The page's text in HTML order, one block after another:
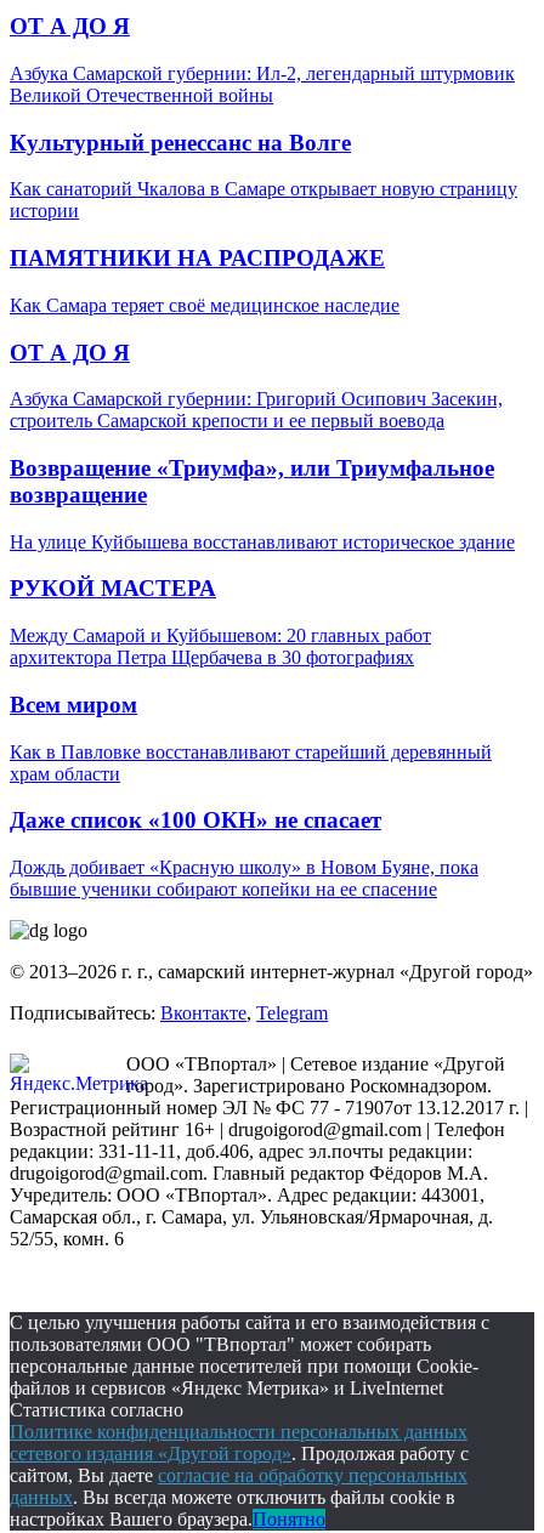
ОТ А ДО Я
Азбука Самарской губернии: Ил-2, легендарный штурмовик
Великой Отечественной войны
Культурный ренессанс на Волге
Как санаторий Чкалова в Самаре открывает новую страницу
истории
ПАМЯТНИКИ НА РАСПРОДАЖЕ
Как Самара теряет своё медицинское наследие
ОТ А ДО Я
Азбука Самарской губернии: Григорий Осипович Засекин,
строитель Самарской крепости и ее первый воевода
Возвращение «Триумфа», или Триумфальное
возвращение
На улице Куйбышева восстанавливают историческое здание
РУКОЙ МАСТЕРА
Между Самарой и Куйбышевом: 20 главных работ
архитектора Петра Щербачева в 30 фотографиях
Всем миром
Как в Павловке восстанавливают старейший деревянный
храм области
Даже список «100 ОКН» не спасает
Дождь добивает «Красную школу» в Новом Буяне, пока
бывшие ученики собирают копейки на ее спасение
© 2013–2026 г. г., самарский интернет-журнал «Другой город»
Подписывайтесь: Вконтакте, Telegram
ООО «ТВпортал» | Сетевое издание «Другой
город». Зарегистрировано Роскомнадзором.
Регистрационный номер ЭЛ № ФС 77 - 71907от 13.12.2017 г. |
Возрастной рейтинг 16+ | drugoigorod@gmail.com | Телефон
редакции: 331-11-11, доб.406, адрес эл.почты редакции:
drugoigorod@gmail.com. Главный редактор Фёдоров М.А.
Учредитель: ООО «ТВпортал». Адрес редакции: 443001,
Самарская обл., г. Самара, ул. Ульяновская/Ярмарочная, д.
52/55, комн. 6
С целью улучшения работы сайта и его взаимодействия с
пользователями ООО "ТВпортал" может собирать
персональные данные посетителей при помощи Cookie-
файлов и сервисов «Яндекс Метрика» и LiveInternet
Статистика согласно
Политике конфиденциальности персональных данных
сетевого издания «Другой город». Продолжая работу с
сайтом, Вы даете согласие на обработку персональных
данных. Вы всегда можете отключить файлы cookie в
настройках Вашего браузера.Понятно